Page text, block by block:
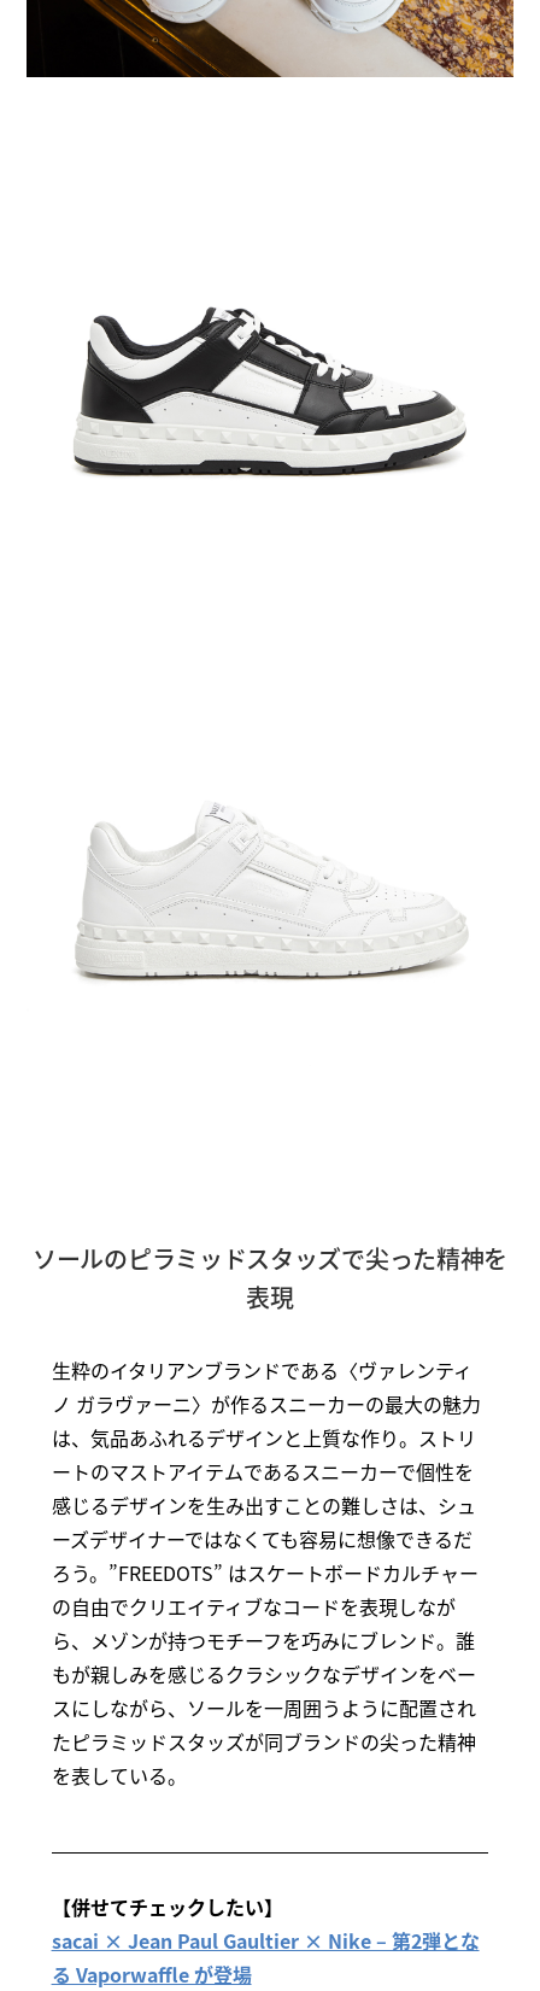
ソールのピラミッドスタッズで尖った精神を
表現
生粋のイタリアンブランドである〈ヴァレンティ
ノ ガラヴァーニ〉が作るスニーカーの最大の魅力
は、気品あふれるデザインと上質な作り。ストリ
ートのマストアイテムであるスニーカーで個性を
感じるデザインを生み出すことの難しさは、シュ
ーズデザイナーではなくても容易に想像できるだ
ろう。”FREEDOTS” はスケートボードカルチャー
の自由でクリエイティブなコードを表現しなが
ら、メゾンが持つモチーフを巧みにブレンド。誰
もが親しみを感じるクラシックなデザインをベー
スにしながら、ソールを一周囲うように配置され
たピラミッドスタッズが同ブランドの尖った精神
を表している。
【併せてチェックしたい】
sacai × Jean Paul Gaultier × Nike – 第2弾とな
る Vaporwaffle が登場